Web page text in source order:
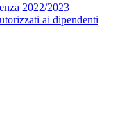
2022/2023
ai dipendenti